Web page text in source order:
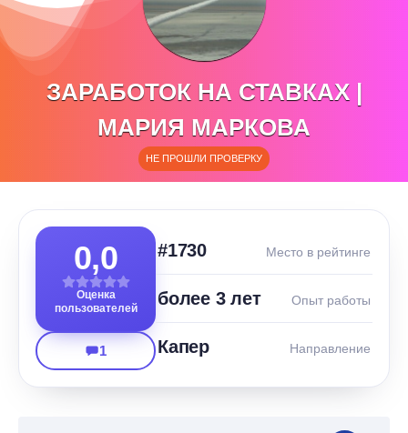
ЗАРАБОТОК НА СТАВКАХ |
МАРИЯ МАРКОВА
НЕ ПРОШЛИ ПРОВЕРКУ
0,0
Оценка
пользователей
1
#1730 Место в рейтинге
более 3 лет Опыт работы
Капер Направление